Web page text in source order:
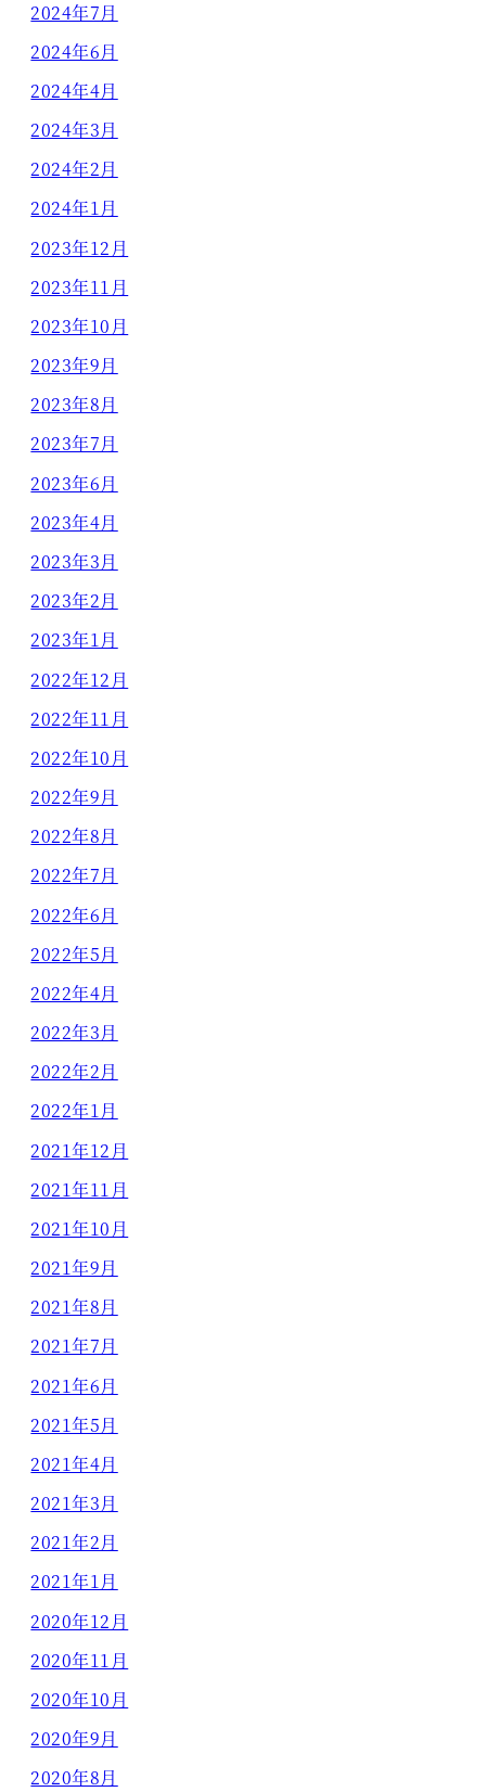
2024年7月
2024年6月
2024年4月
2024年3月
2024年2月
2024年1月
2023年12月
2023年11月
2023年10月
2023年9月
2023年8月
2023年7月
2023年6月
2023年4月
2023年3月
2023年2月
2023年1月
2022年12月
2022年11月
2022年10月
2022年9月
2022年8月
2022年7月
2022年6月
2022年5月
2022年4月
2022年3月
2022年2月
2022年1月
2021年12月
2021年11月
2021年10月
2021年9月
2021年8月
2021年7月
2021年6月
2021年5月
2021年4月
2021年3月
2021年2月
2021年1月
2020年12月
2020年11月
2020年10月
2020年9月
2020年8月